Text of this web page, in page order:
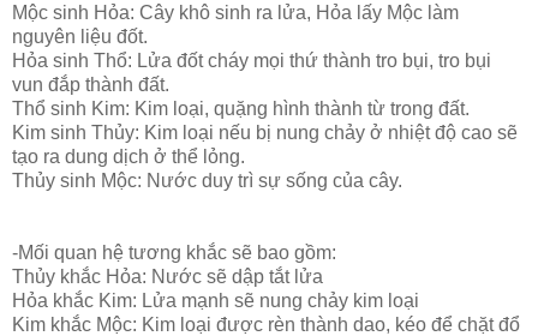
Mộc sinh Hỏa: Cây khô sinh ra lửa, Hỏa lấy Mộc làm
nguyên liệu đốt.
Hỏa sinh Thổ: Lửa đốt cháy mọi thứ thành tro bụi, tro bụi
vun đắp thành đất.
Thổ sinh Kim: Kim loại, quặng hình thành từ trong đất.
Kim sinh Thủy: Kim loại nếu bị nung chảy ở nhiệt độ cao sẽ
tạo ra dung dịch ở thể lỏng.
Thủy sinh Mộc: Nước duy trì sự sống của cây.
-Mối quan hệ tương khắc sẽ bao gồm:
Thủy khắc Hỏa: Nước sẽ dập tắt lửa
Hỏa khắc Kim: Lửa mạnh sẽ nung chảy kim loại
Kim khắc Mộc: Kim loại được rèn thành dao, kéo để chặt đổ